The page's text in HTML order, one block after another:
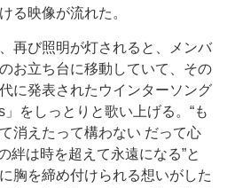
る映像が流れた。
再び照明が灯されると、メンバ
お立ち台に移動していて、その
に発表されたウインターソング
をしっとりと歌い上げる。“も
消えたって構わない だって心
絆は時を超えて永遠になる”と
胸を締め付けられる想いがした